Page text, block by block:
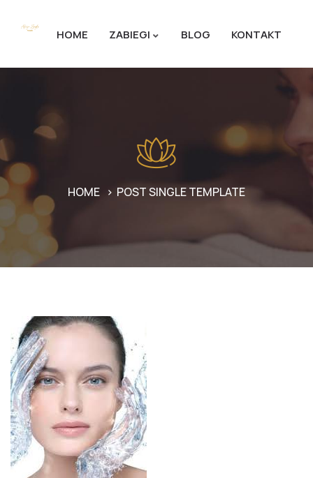
HOME ZABIEGI BLOG KONTAKT
HOME POST SINGLE TEMPLATE